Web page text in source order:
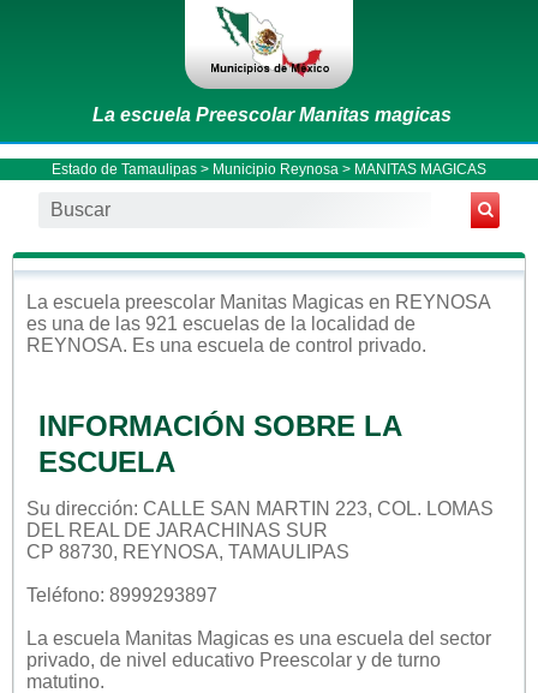
La escuela Preescolar Manitas magicas
Estado de Tamaulipas > Municipio Reynosa > MANITAS MAGICAS
La escuela preescolar Manitas Magicas en REYNOSA
es una de las 921 escuelas de la localidad de
REYNOSA. Es una escuela de control privado.
INFORMACIÓN SOBRE LA
ESCUELA
Su dirección: CALLE SAN MARTIN 223, COL. LOMAS
DEL REAL DE JARACHINAS SUR
CP 88730, REYNOSA, TAMAULIPAS
Teléfono: 8999293897
La escuela Manitas Magicas es una escuela del sector
privado, de nivel educativo Preescolar y de turno
matutino.